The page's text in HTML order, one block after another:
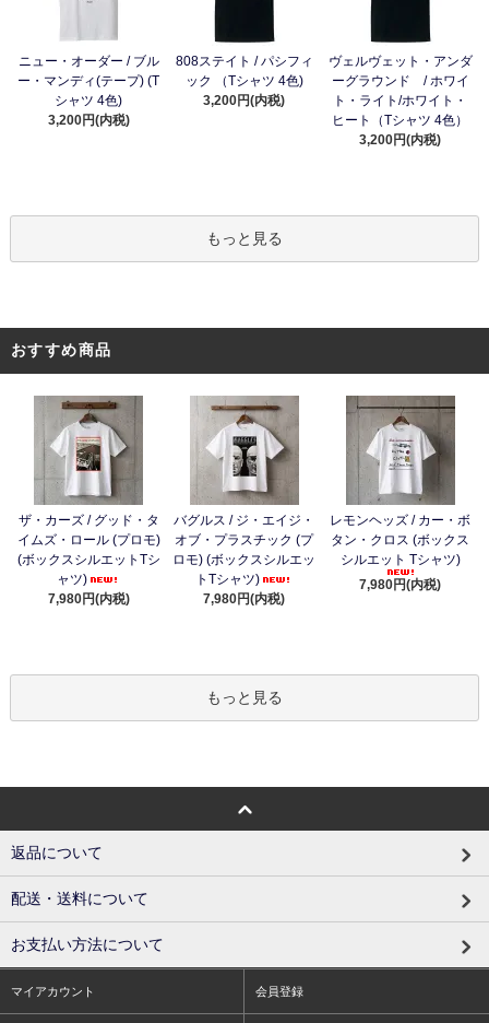
ニュー・オーダー / ブル
ー・マンディ(テープ) (T
シャツ 4色)
3,200円(内税)
808ステイト / パシフィ
ック （Tシャツ 4色)
3,200円(内税)
ヴェルヴェット・アンダ
ーグラウンド / ホワイ
ト・ライト/ホワイト・
ヒート（Tシャツ 4色）
3,200円(内税)
もっと見る
おすすめ商品
ザ・カーズ / グッド・タ
イムズ・ロール (プロモ)
(ボックスシルエットTシ
ャツ)
7,980円(内税)
バグルス / ジ・エイジ・
オブ・プラスチック (プ
ロモ) (ボックスシルエッ
トTシャツ)
7,980円(内税)
レモンヘッズ / カー・ボ
タン・クロス (ボックス
シルエット Tシャツ)
7,980円(内税)
もっと見る
返品について
配送・送料について
お支払い方法について
マイアカウント 会員登録